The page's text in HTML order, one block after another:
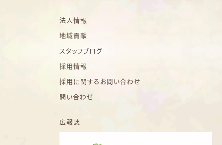
法人情報
地域貢献
スタッフブログ
採用情報
採用に関するお問い合わせ
問い合わせ
広報誌